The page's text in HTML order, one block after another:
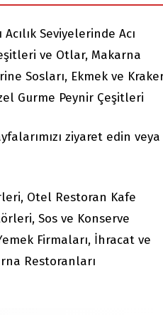
Acılık Seviyelerinde Acı
ve Otlar, Makarna
Sosları, Ekmek ve
Gurme Peynir Çeşitleri
ziyaret edin veya
Otel Restoran Kafe
Sos ve Konserve
Firmaları, İhracat ve
Restoranları